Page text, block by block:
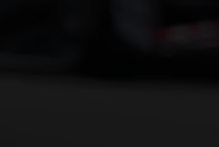
F1 KWALIFICATIES